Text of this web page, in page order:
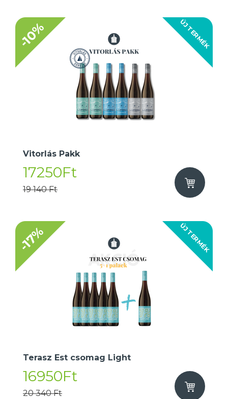
ÚJ TERMÉK
-10%
Vitorlás Pakk
17250Ft
19 140 Ft
ÚJ TERMÉK
-17%
Terasz Est csomag Light
16950Ft
20 340 Ft